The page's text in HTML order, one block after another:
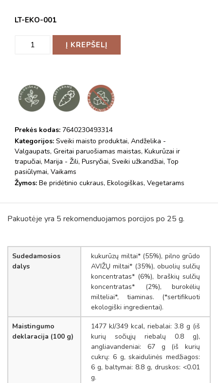
LT-EKO-001
Į KREPŠELĮ
Prekės kodas: 7640230493314
Kategorijos: Sveiki maisto produktai, Andželika -
Valgaupats, Greitai paruošiamas maistas, Kukurūzai ir
trapučiai, Marija - Žili, Pusryčiai, Sveiki užkandžiai, Top
pasiūlymai, Vaikams
Žymos: Be pridėtinio cukraus, Ekologiškas, Vegetarams
Pakuotėje yra 5 rekomenduojamos porcijos po 25 g.
Sudedamosios
dalys
kukurūzų miltai* (55%), pilno grūdo
AVIŽŲ miltai* (35%), obuolių sulčių
koncentratas* (6%), braškių sulčių
koncentratas* (2%), burokėlių
milteliai*, tiaminas. (*sertifikuoti
ekologiški ingredientai).
Maistingumo
deklaracija (100 g)
1477 kJ/349 kcal, riebalai: 3.8 g (iš
kurių sočiųjų riebalų 0.8 g),
angliavandeniai: 67 g (iš kurių
cukrų: 6 g, skaidulinės medžiagos:
6 g, baltymai: 8.8 g, druskos: <0.01
g.